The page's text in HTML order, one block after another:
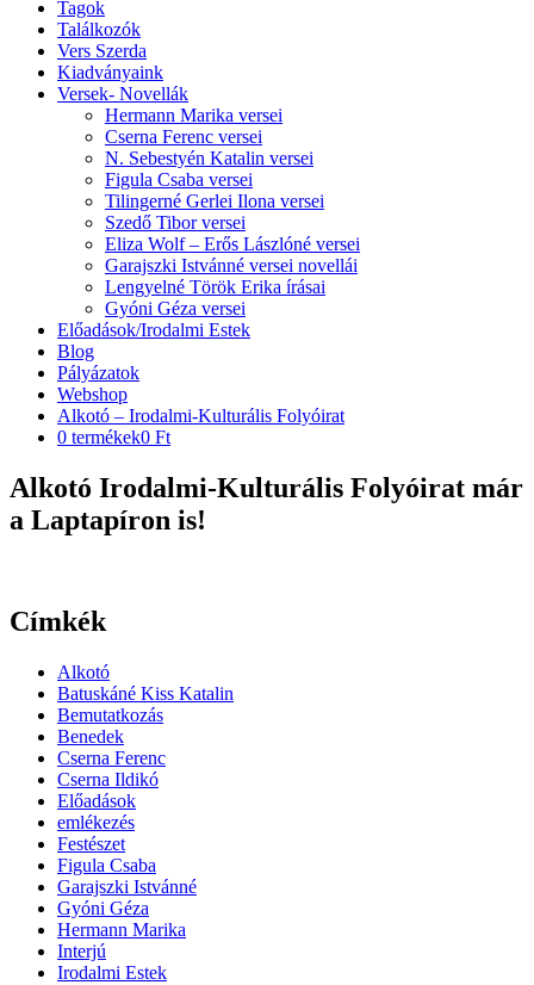
Tagok
Találkozók
Vers Szerda
Kiadványaink
Versek- Novellák
Hermann Marika versei
Cserna Ferenc versei
N. Sebestyén Katalin versei
Figula Csaba versei
Tilingerné Gerlei Ilona versei
Szedő Tibor versei
Eliza Wolf – Erős Lászlóné versei
Garajszki Istvánné versei novellái
Lengyelné Török Erika írásai
Gyóni Géza versei
Előadások/Irodalmi Estek
Blog
Pályázatok
Webshop
Alkotó – Irodalmi-Kulturális Folyóirat
0 termékek0 Ft
Alkotó Irodalmi-Kulturális Folyóirat már
a Laptapíron is!
Címkék
Alkotó
Batuskáné Kiss Katalin
Bemutatkozás
Benedek
Cserna Ferenc
Cserna Ildikó
Előadások
emlékezés
Festészet
Figula Csaba
Garajszki Istvánné
Gyóni Géza
Hermann Marika
Interjú
Irodalmi Estek